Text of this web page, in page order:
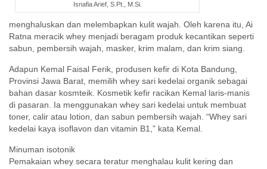
Isnafia Arief, S.Pt., M.Si.
menghaluskan dan melembapkan kulit wajah. Oleh karena itu, Ai
Ratna meracik whey menjadi beragam produk kecantikan seperti
sabun, pembersih wajah, masker, krim malam, dan krim siang.
Adapun Kemal Faisal Ferik, produsen kefir di Kota Bandung,
Provinsi Jawa Barat, memilih whey sari kedelai organik sebagai
bahan dasar kosmteik. Kosmetik kefir racikan Kemal laris-manis
di pasaran. Ia menggunakan whey sari kedelai untuk membuat
toner, calir atau lotion, dan sabun pembersih wajah. “Whey sari
kedelai kaya isoflavon dan vitamin B1,” kata Kemal.
Minuman isotonik
Pemakaian whey secara teratur menghalau kulit kering dan